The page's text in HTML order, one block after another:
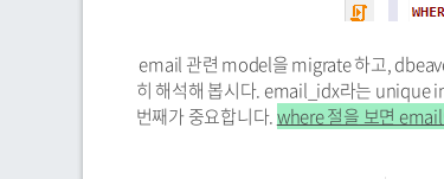
email 관련 model을 migrate 하고,
히 해석해 봅시다. email_idx라는 unique
번째가 중요합니다.where 절을 보면